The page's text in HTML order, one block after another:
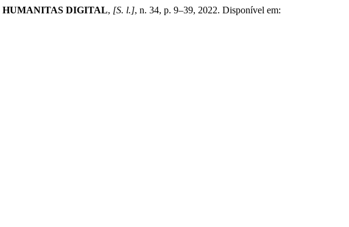
HUMANITAS DIGITAL, [S. l.], n. 34, p. 9–39, 2022. Disponível em: